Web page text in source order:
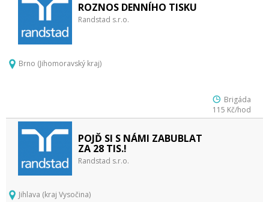
ROZNOS DENNÍHO TISKU
Randstad s.r.o.
Brno (Jihomoravský kraj)
Brigáda
115 Kč/hod
POJĎ SI S NÁMI ZABUBLAT
ZA 28 TIS.!
Randstad s.r.o.
Jihlava (kraj Vysočina)